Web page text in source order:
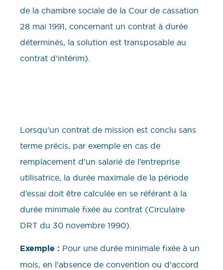
de la chambre sociale de la Cour de cassation
28 mai 1991, concernant un contrat à durée
déterminés, la solution est transposable au
contrat d’intérim).
Lorsqu’un contrat de mission est conclu sans
terme précis, par exemple en cas de
remplacement d’un salarié de l’entreprise
utilisatrice, la durée maximale de la période
d’essai doit être calculée en se référant à la
durée minimale fixée au contrat (Circulaire
DRT du 30 novembre 1990).
Exemple : Pour une durée minimale fixée à un
mois, en l’absence de convention ou d’accord